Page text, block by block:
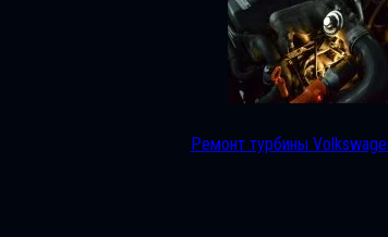
Ремонт турбины